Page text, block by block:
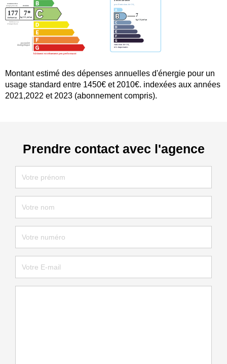
Montant estimé des dépenses annuelles d'énergie pour un
usage standard entre 1450€ et 2010€. indexées aux années
2021,2022 et 2023 (abonnement compris).
Prendre contact avec l'agence